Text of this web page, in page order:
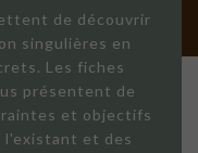
de découvrir
singulières en
Les fiches
présentent de
et objectifs
l'existant et des